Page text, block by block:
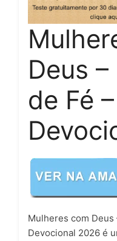
Deus
de Fé –
Mulheres com Deus
Devocional 2026 é